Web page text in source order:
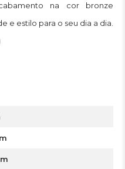
na cor bronze
e estilo para o seu dia a dia.